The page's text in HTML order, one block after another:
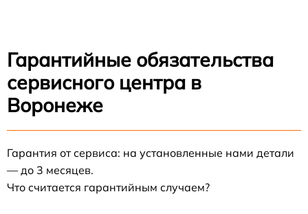
Гарантийные обязательства
сервисного центра в
Воронеже
Гарантия от сервиса: на установленные нами детали
— до 3 месяцев.
Что считается гарантийным случаем?